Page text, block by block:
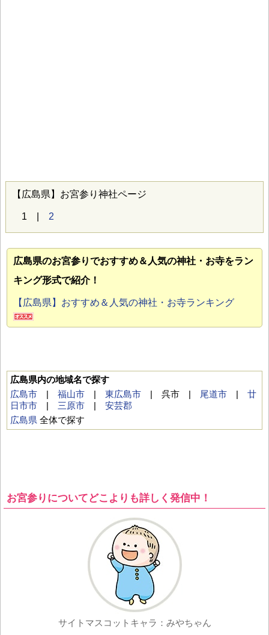
【広島県】お宮参り神社ページ
1 | 2
広島県のお宮参りでおすすめ＆人気の神社・お寺をラン
キング形式で紹介！
【広島県】おすすめ＆人気の神社・お寺ランキング
広島県内の地域名で探す
広島市 | 福山市 | 東広島市 | 呉市 | 尾道市 | 廿
日市市 | 三原市 | 安芸郡
広島県 全体で探す
お宮参りについてどこよりも詳しく発信中！
サイトマスコットキャラ：みやちゃん